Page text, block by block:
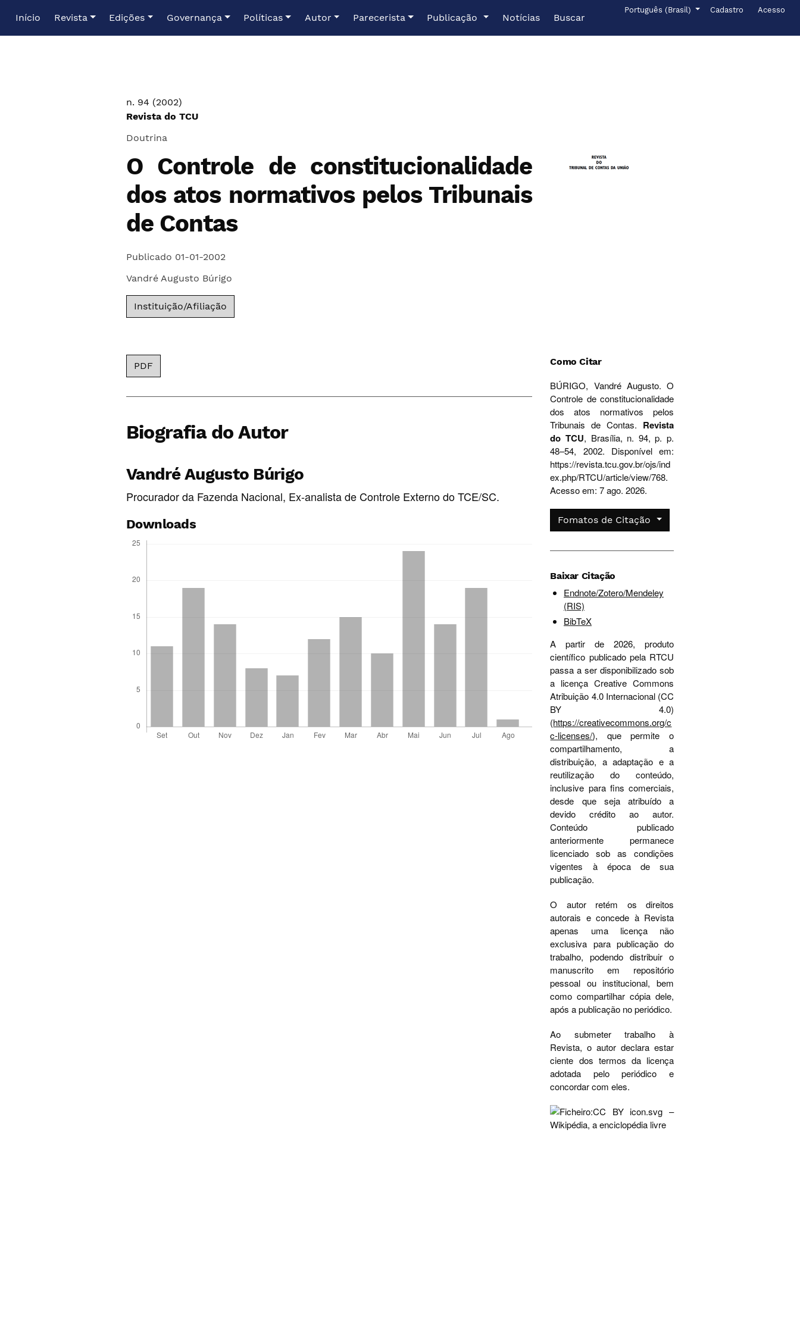
Idioma
Português (Brasil)
Menu de Cadastro Acesso
Início Revista Edições Governança Políticas Autor Parecerista Publicação Notícias Buscar
n. 94 (2002)
Revista do TCU
Doutrina
O Controle de constitucionalidade
dos atos normativos pelos Tribunais
de Contas
Publicado 01-01-2002
Vandré Augusto Búrigo
Instituição/Afiliação
Como Citar
BÚRIGO, Vandré Augusto. O
Controle de constitucionalidade
dos atos normativos pelos
Tribunais de Contas. Revista
do TCU, Brasília, n. 94, p. p.
48–54, 2002. Disponível em:
https://revista.tcu.gov.br/ojs/ind
ex.php/RTCU/article/view/768.
Acesso em: 7 ago. 2026.
Fomatos de Citação
Baixar Citação
Endnote/Zotero/Mendeley
(RIS)
BibTeX
A partir de 2026, produto
científico publicado pela RTCU
passa a ser disponibilizado sob
a licença Creative Commons
Atribuição 4.0 Internacional (CC
BY 4.0)
(https://creativecommons.org/c
c-licenses/), que permite o
compartilhamento, a
distribuição, a adaptação e a
reutilização do conteúdo,
inclusive para fins comerciais,
desde que seja atribuído a
devido crédito ao autor.
Conteúdo publicado
anteriormente permanece
licenciado sob as condições
vigentes à época de sua
publicação.
O autor retém os direitos
autorais e concede à Revista
apenas uma licença não
exclusiva para publicação do
trabalho, podendo distribuir o
manuscrito em repositório
pessoal ou institucional, bem
como compartilhar cópia dele,
após a publicação no periódico.
Ao submeter trabalho à
Revista, o autor declara estar
ciente dos termos da licença
adotada pelo periódico e
concordar com eles.
PDF
Biografia do Autor
Vandré Augusto Búrigo
Procurador da Fazenda Nacional, Ex-analista de Controle Externo do TCE/SC.
Downloads